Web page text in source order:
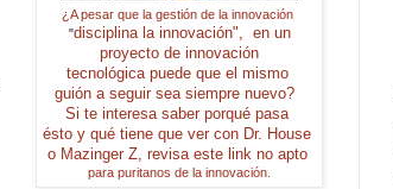
¿A pesar que la gestión de la innovación
"disciplina la innovación", en un
proyecto de innovación
tecnológica puede que el mismo
guión a seguir sea siempre nuevo?
Si te interesa saber porqué pasa
ésto y qué tiene que ver con Dr. House
o Mazinger Z, revisa este link no apto
para puritanos de la innovación.